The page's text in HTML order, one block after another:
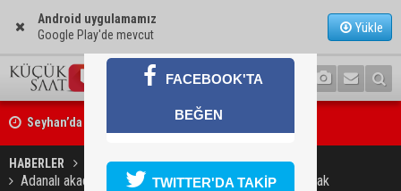
Android uygulamamız
Google Play'de mevcut
Yükle
Seyhan’da gıda işletmelerine sıkı denetim
HABERLER GÜNDEM
Adanalı akademisyenler alzheimer hastaları için koşacak
FACEBOOK'TA
BEĞEN
TWITTER'DA TAKİP